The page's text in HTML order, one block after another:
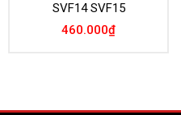
SVF14 SVF15
460.000₫